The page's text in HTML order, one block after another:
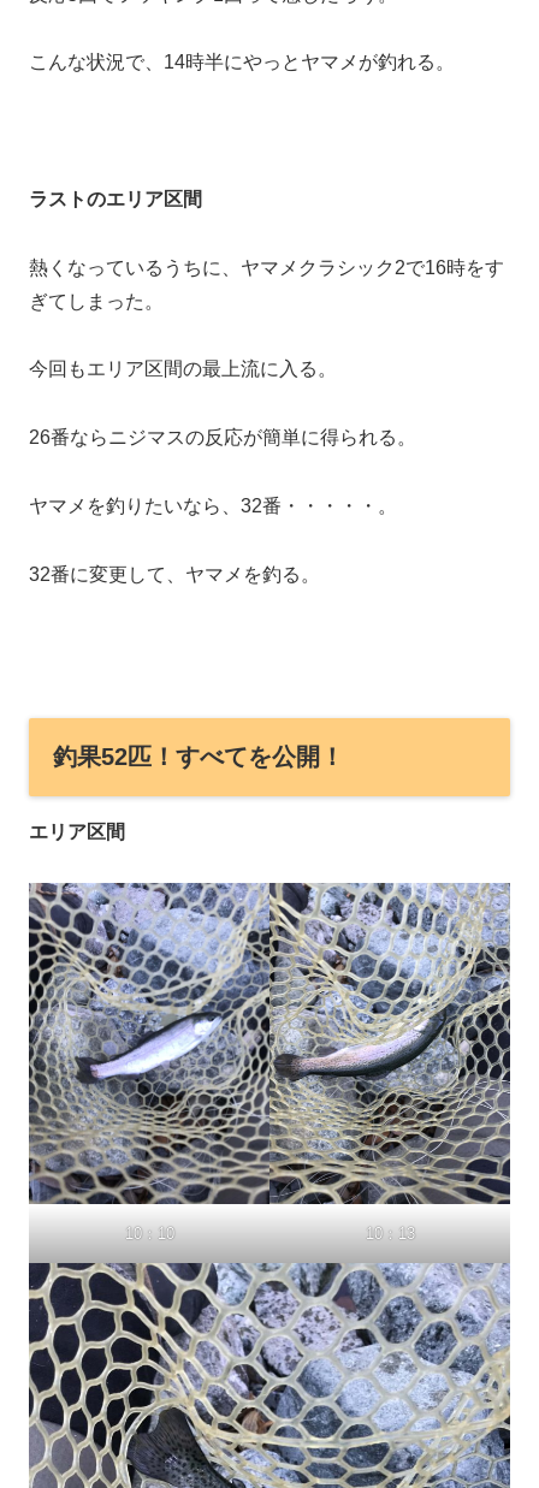
こんな状況で、14時半にやっとヤマメが釣れる。
ラストのエリア区間
熱くなっているうちに、ヤマメクラシック2で16時をす
ぎてしまった。
今回もエリア区間の最上流に入る。
26番ならニジマスの反応が簡単に得られる。
ヤマメを釣りたいなら、32番・・・・・。
32番に変更して、ヤマメを釣る。
釣果52匹！すべてを公開！
エリア区間
10：10 10：13